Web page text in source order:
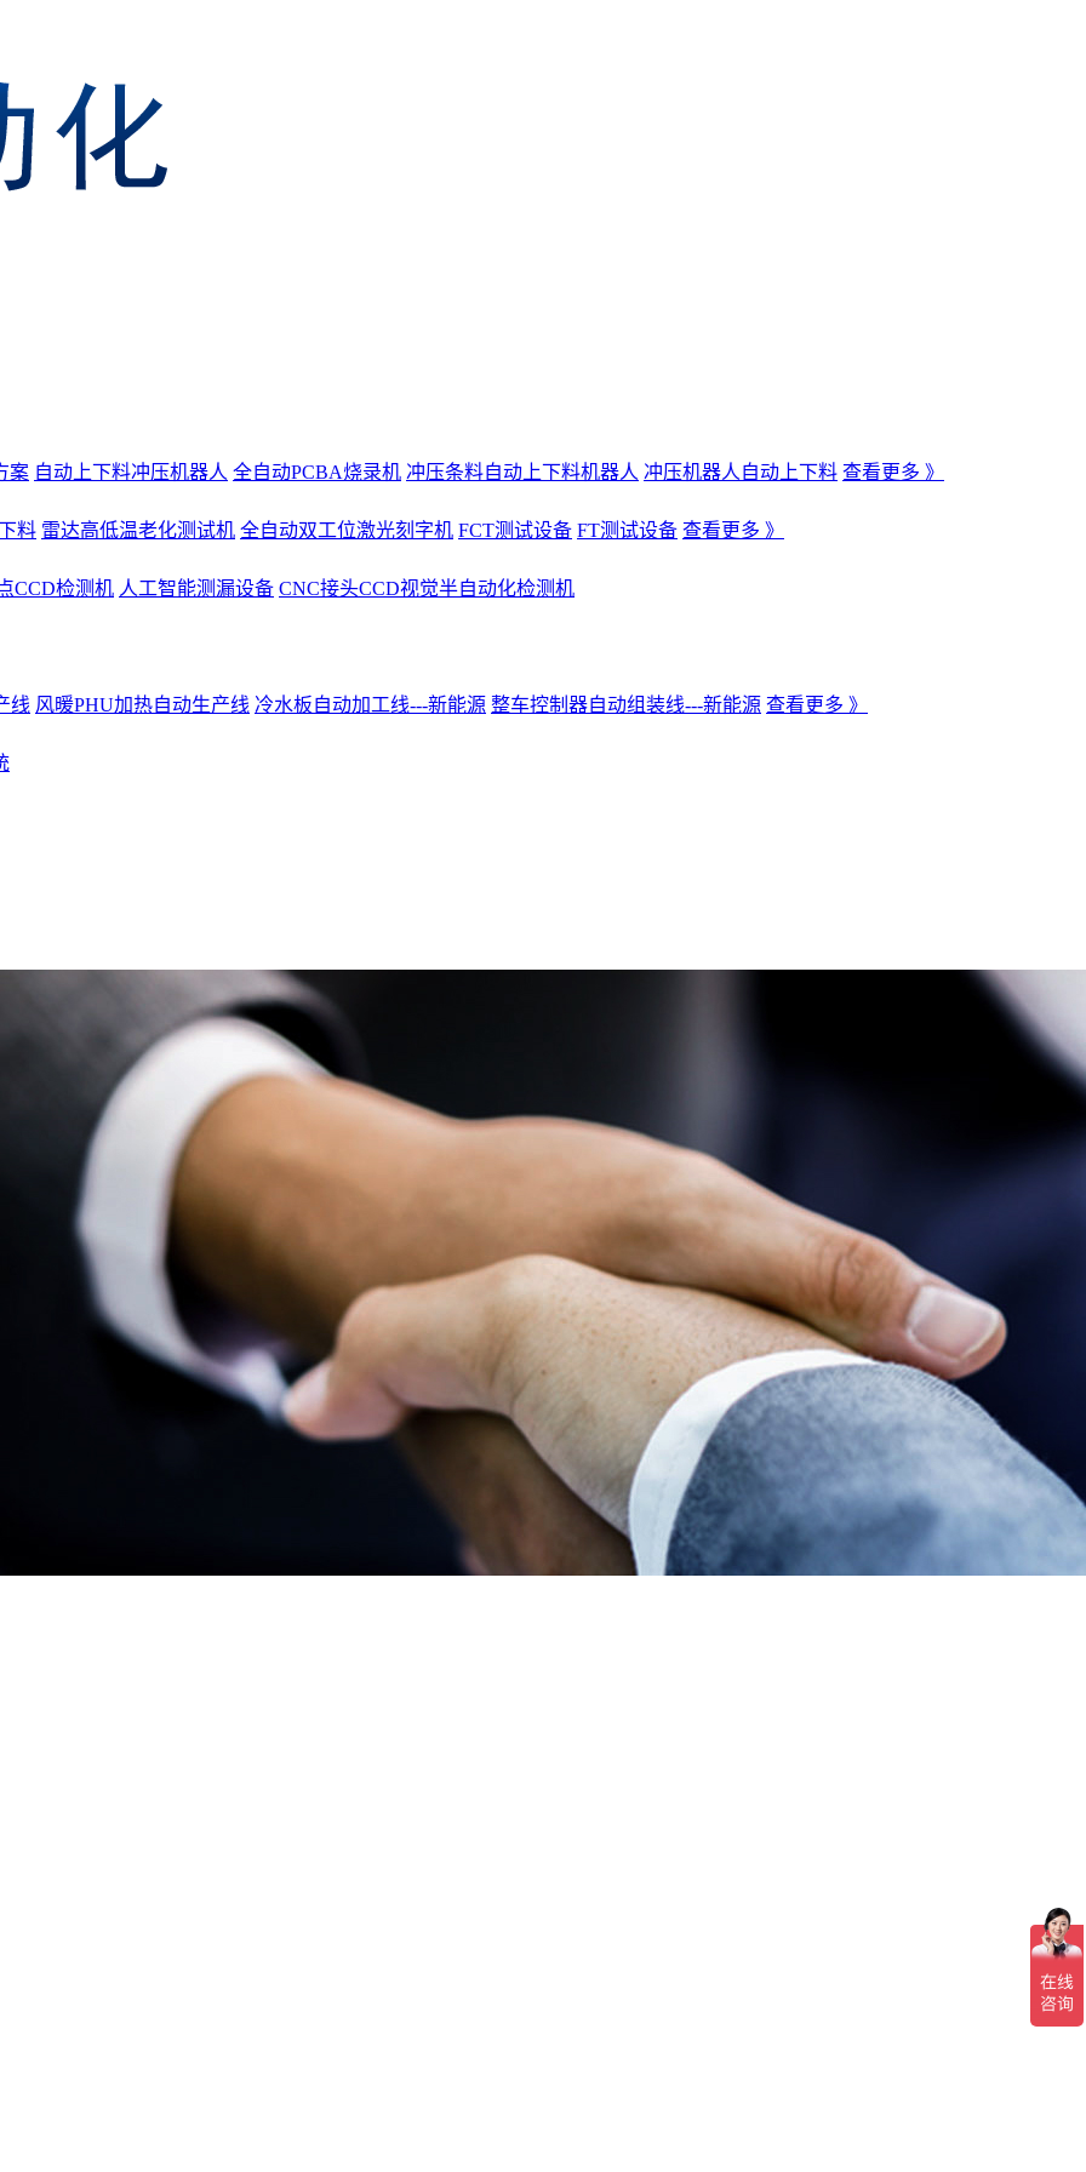
案 自动上下料冲压机器人 全自动PCBA烧录机 冲压条料自动上下料机器人 冲压机器人自动上下料 查看更多 》
料 雷达高低温老化测试机 全自动双工位激光刻字机 FCT测试设备 FT测试设备 查看更多 》
CCD检测机 人工智能测漏设备 CNC接头CCD视觉半自动化检测机
线 风暖PHU加热自动生产线 冷水板自动加工线---新能源 整车控制器自动组装线---新能源 查看更多 》